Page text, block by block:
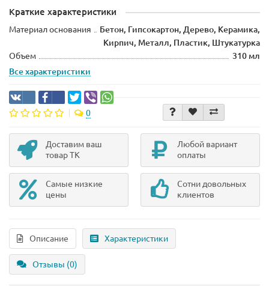
Краткие характеристики
Материал основания
Бетон, Гипсокартон, Дерево, Керамика,
Кирпич, Металл, Пластик, Штукатурка
Объем
310 мл
Все характеристики
0
Доставим ваш
товар ТК
Любой вариант
оплаты
Самые низкие
цены
Сотни довольных
клиентов
Описание Характеристики
Отзывы (0)